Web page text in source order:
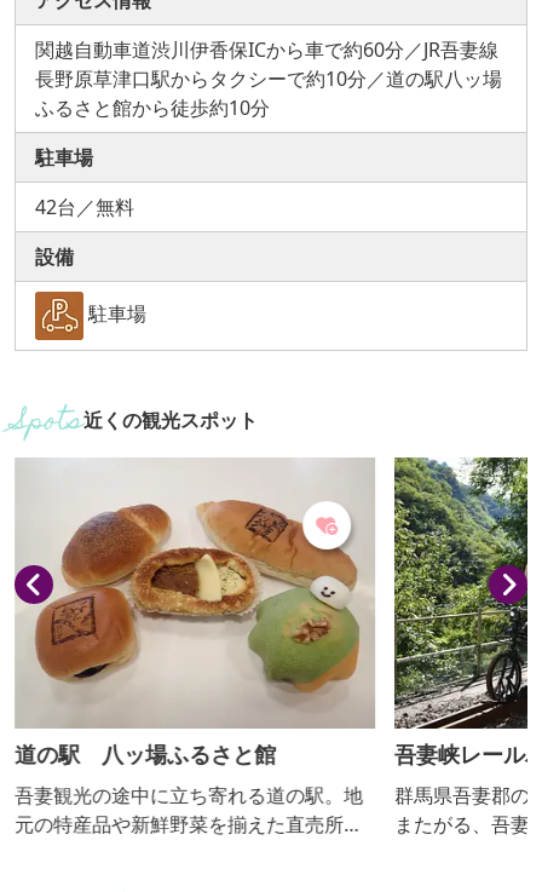
関越自動車道渋川伊香保ICから車で約60分／JR吾妻線
長野原草津口駅からタクシーで約10分／道の駅八ッ場
ふるさと館から徒歩約10分
駐車場
42台／無料
設備
駐車場
近くの観光スポット
道の駅 八ッ場ふるさと館
吾妻観光の途中に立ち寄れる道の駅。地
元の特産品や新鮮野菜を揃えた直売所や
吾妻峡レール
ｎ！（アガッ
群馬県吾妻郡の
またがる、吾妻